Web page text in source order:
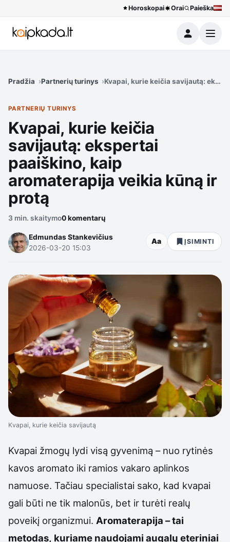
Horoskopai Orai Paieška
Meniu
Pradžia Partnerių turinys Kvapai, kurie keičia savijautą:
PARTNERIŲ TURINYS
Kvapai, kurie keičia
savijautą: ekspertai
paaiškino, kaip
aromaterapija veikia kūną ir
protą
3 min. skaitymo0 komentarų
Edmundas Stankevičius
2026-03-20 15:03
Aa ĮSIMINTI
Kvapai, kurie keičia savijautą
Kvapai žmogų lydi visą gyvenimą – nuo rytinės
kavos aromato iki ramios vakaro aplinkos
namuose. Tačiau specialistai sako, kad kvapai
gali būti ne tik malonūs, bet ir turėti realų
poveikį organizmui. Aromaterapija – tai
metodas, kuriame naudojami augalų eteriniai